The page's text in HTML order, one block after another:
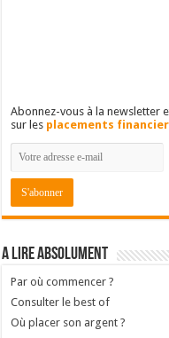
Abonnez-vous à la newsletter
sur les placements
A lire absolument
Par où commencer ?
Consulter le best of
Où placer son argent ?